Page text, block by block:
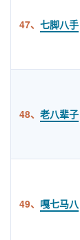
47、 七脚八手
48、 老八辈子
49、 嘎七马八